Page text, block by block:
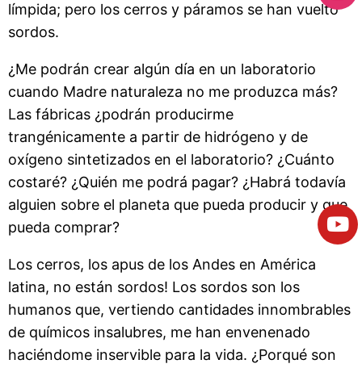
límpida; pero los cerros y páramos se han vuelto
sordos.
¿Me podrán crear algún día en un laboratorio
cuando Madre naturaleza no me produzca más?
Las fábricas ¿podrán producirme
trangénicamente a partir de hidrógeno y de
oxígeno sintetizados en el laboratorio? ¿Cuánto
costaré? ¿Quién me podrá pagar? ¿Habrá todavía
alguien sobre el planeta que pueda producir y que
pueda comprar?
Los cerros, los apus de los Andes en América
latina, no están sordos! Los sordos son los
humanos que, vertiendo cantidades innombrables
de químicos insalubres, me han envenenado
haciéndome inservible para la vida. ¿Porqué son